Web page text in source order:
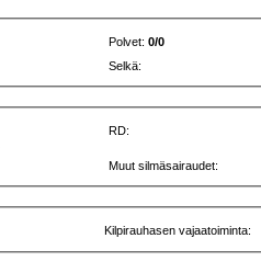
Polvet:0/0
Selkä:
RD:
Muut silmäsairaudet:
Kilpirauhasen vajaatoiminta: